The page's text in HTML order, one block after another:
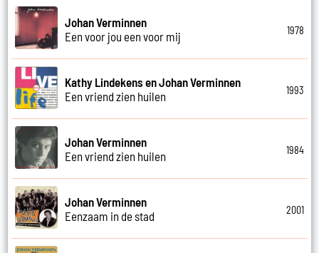
Johan Verminnen
Een voor jou een voor mij
1978
Kathy Lindekens en Johan Verminnen
Een vriend zien huilen
1993
Johan Verminnen
Een vriend zien huilen
1984
Johan Verminnen
Eenzaam in de stad
2001